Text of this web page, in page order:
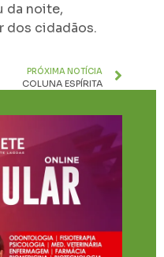
da noite,
dos cidadãos.
PRÓXIMA NOTÍCIA
COLUNA ESPÍRITA